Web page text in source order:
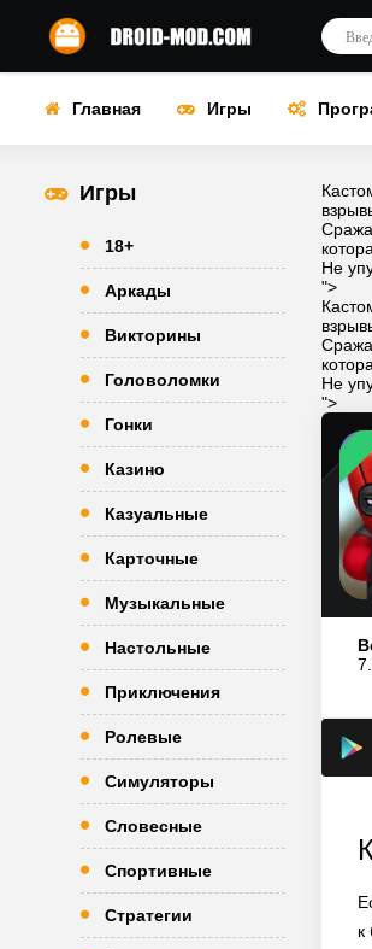
Главная Игры
Игры
18+
Аркады
Викторины
Головоломки
Гонки
Казино
Казуальные
Карточные
Музыкальные
Настольные
Приключения
Ролевые
Симуляторы
Словесные
Спортивные
Стратегии
Не
">
Не
">
к